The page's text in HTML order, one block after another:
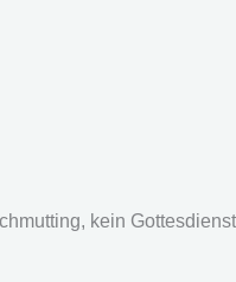
kein